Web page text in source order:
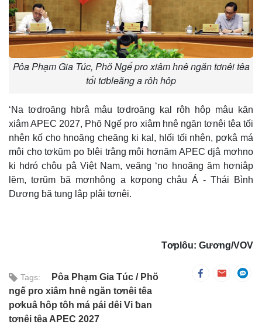
Pôa Phạm Gia Túc, Phŏ Ngế pro xiâm hnê ngăn tơnêi têa
tối tơbleăng a rôh hôp
‘Na tơdroăng hbrâ mâu tơdroăng kal rôh hôp mâu kăn
xiâm APEC 2027, Phŏ Ngế pro xiâm hnê ngăn tơnêi têa tối
nhên kố cho hnoăng cheăng ki kal, hlối tối nhên, pơkâ má
môi cho tơkŭm po ƀlêi trâng môi hơnăm APEC djâ mơhno
ki hdró chôu pâ Việt Nam, veăng ‘no hnoăng ăm hơniâp
lĕm, tơrŭm ƀă mơnhông a kơpong châu Á - Thái Bình
Dương ƀă tung lâp plâi tơnêi.
Tơplôu: Gương/VOV
Tags: Pôa Phạm Gia Túc
Phŏ
ngế pro xiâm hnê ngăn tơnêi têa
pơkuâ hôp tôh má pái dêi Vi ƀan
tơnêi têa APEC 2027